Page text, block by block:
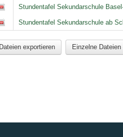
Stundentafel Sekundarschule
Stundentafel Sekundarschule ab
Dateien exportieren Einzelne